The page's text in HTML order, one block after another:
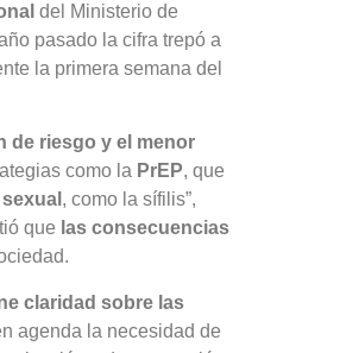
del Ministerio de
pasado la cifra trepó a
la primera semana del
de riesgo y el menor
como la PrEP, que
, como la sífilis”,
que las consecuencias
claridad sobre las
agenda la necesidad de